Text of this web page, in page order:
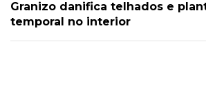
Granizo danifica telhados e
temporal no interior